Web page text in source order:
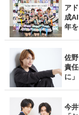
ア
成
年
佐
責
に」
今